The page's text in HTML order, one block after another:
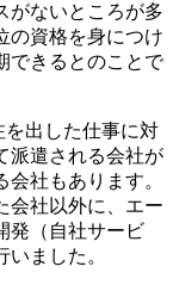
がないところが多
の資格を身につけ
できるとのことで
を出した仕事に対
派遣される会社が
社もあります。
会社以外に、エー
発（自社サービ
いました。